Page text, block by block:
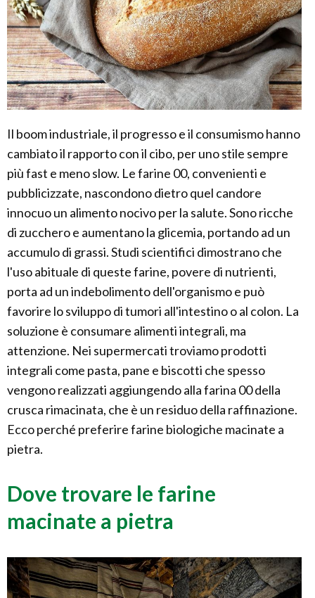
Il boom industriale, il progresso e il consumismo hanno
cambiato il rapporto con il cibo, per uno stile sempre
più fast e meno slow. Le farine 00, convenienti e
pubblicizzate, nascondono dietro quel candore
innocuo un alimento nocivo per la salute. Sono ricche
di zucchero e aumentano la glicemia, portando ad un
accumulo di grassi. Studi scientifici dimostrano che
l'uso abituale di queste farine, povere di nutrienti,
porta ad un indebolimento dell'organismo e può
favorire lo sviluppo di tumori all'intestino o al colon. La
soluzione è consumare alimenti integrali, ma
attenzione. Nei supermercati troviamo prodotti
integrali come pasta, pane e biscotti che spesso
vengono realizzati aggiungendo alla farina 00 della
crusca rimacinata, che è un residuo della raffinazione.
Ecco perché preferire farine biologiche macinate a
pietra.
Dove trovare le farine
macinate a pietra